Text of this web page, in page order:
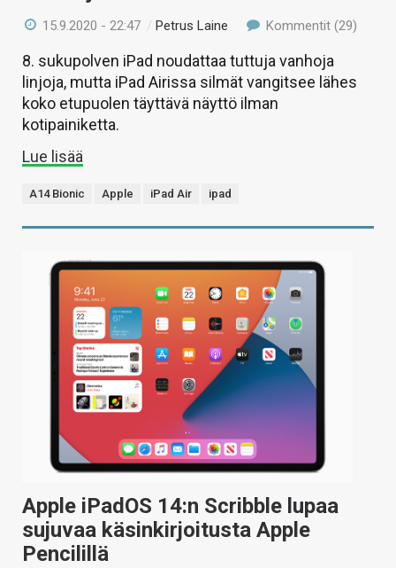
15.9.2020 - 22:47 /Petrus Laine Kommentit (29)
8. sukupolven iPad noudattaa tuttuja vanhoja
linjoja, mutta iPad Airissa silmät vangitsee lähes
koko etupuolen täyttävä näyttö ilman
kotipainiketta.
Lue lisää
A14 Bionic Apple iPad Air ipad
Apple iPadOS 14:n Scribble lupaa
sujuvaa käsinkirjoitusta Apple
Pencilillä